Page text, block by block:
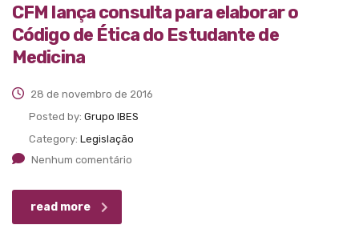
CFM lança consulta para elaborar o
Código de Ética do Estudante de
Medicina
28 de novembro de 2016
Posted by: Grupo IBES
Category: Legislação
Nenhum comentário
read more